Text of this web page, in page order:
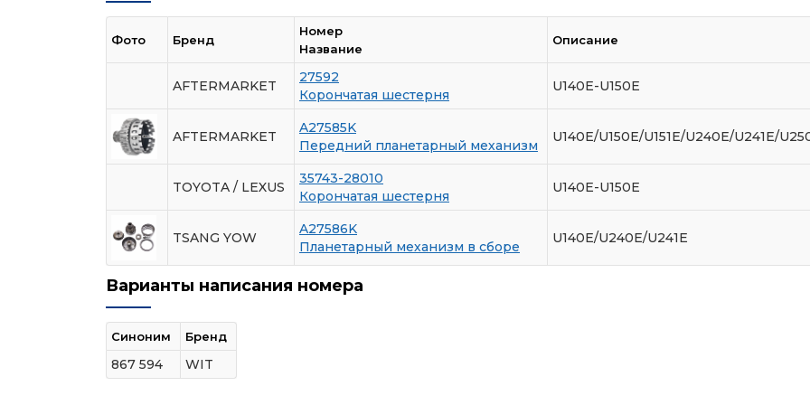
Фото Бренд
Номер
Название
Описание
AFTERMARKET
27592
Корончатая шестерня
U140E-U150E
AFTERMARKET
A27585K
Передний планетарный механизм
U140E/U150E/U151E/U240E/U241E/
TOYOTA / LEXUS
35743-28010
Корончатая шестерня
U140E-U150E
TSANG YOW
A27586K
Планетарный механизм в сборе
U140E/U240E/U241E
Варианты написания номера
Синоним Бренд
867 594 WIT